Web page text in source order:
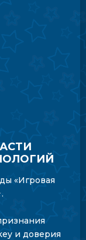
«Игровая
и доверия